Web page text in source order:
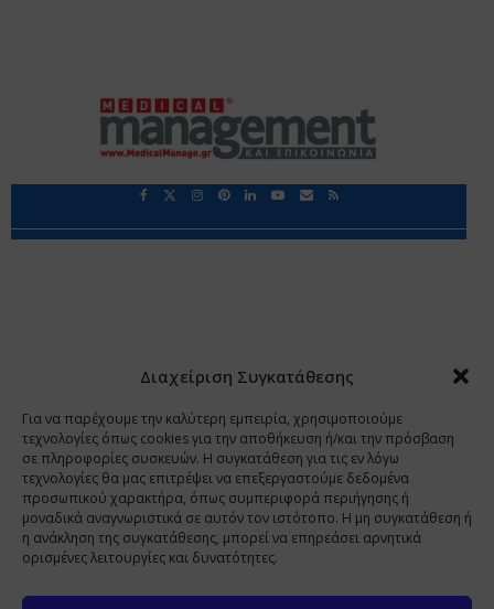
Διαχείριση Συγκατάθεσης
Για να παρέχουμε την καλύτερη εμπειρία, χρησιμοποιούμε
τεχνολογίες όπως cookies για την αποθήκευση ή/και την πρόσβαση
σε πληροφορίες συσκευών. Η συγκατάθεση για τις εν λόγω
τεχνολογίες θα μας επιτρέψει να επεξεργαστούμε δεδομένα
προσωπικού χαρακτήρα, όπως συμπεριφορά περιήγησης ή
μοναδικά αναγνωριστικά σε αυτόν τον ιστότοπο. Η μη συγκατάθεση ή
η ανάκληση της συγκατάθεσης, μπορεί να επηρεάσει αρνητικά
ορισμένες λειτουργίες και δυνατότητες.
Copyright 2009 - 2026 © Χαραμή Α.Ε.
www.PharmaManage.gr • www.HealthExpo.gr • www.YO.gr
•
www.GreekShares.com • www.eLearning-
PharmaManage.gr • www.Charami-SA.gr